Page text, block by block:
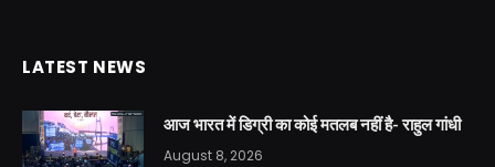
LATEST NEWS
आज भारत में डिग्री का कोई मतलब नहीं है- राहुल गांधी
August 8, 2026